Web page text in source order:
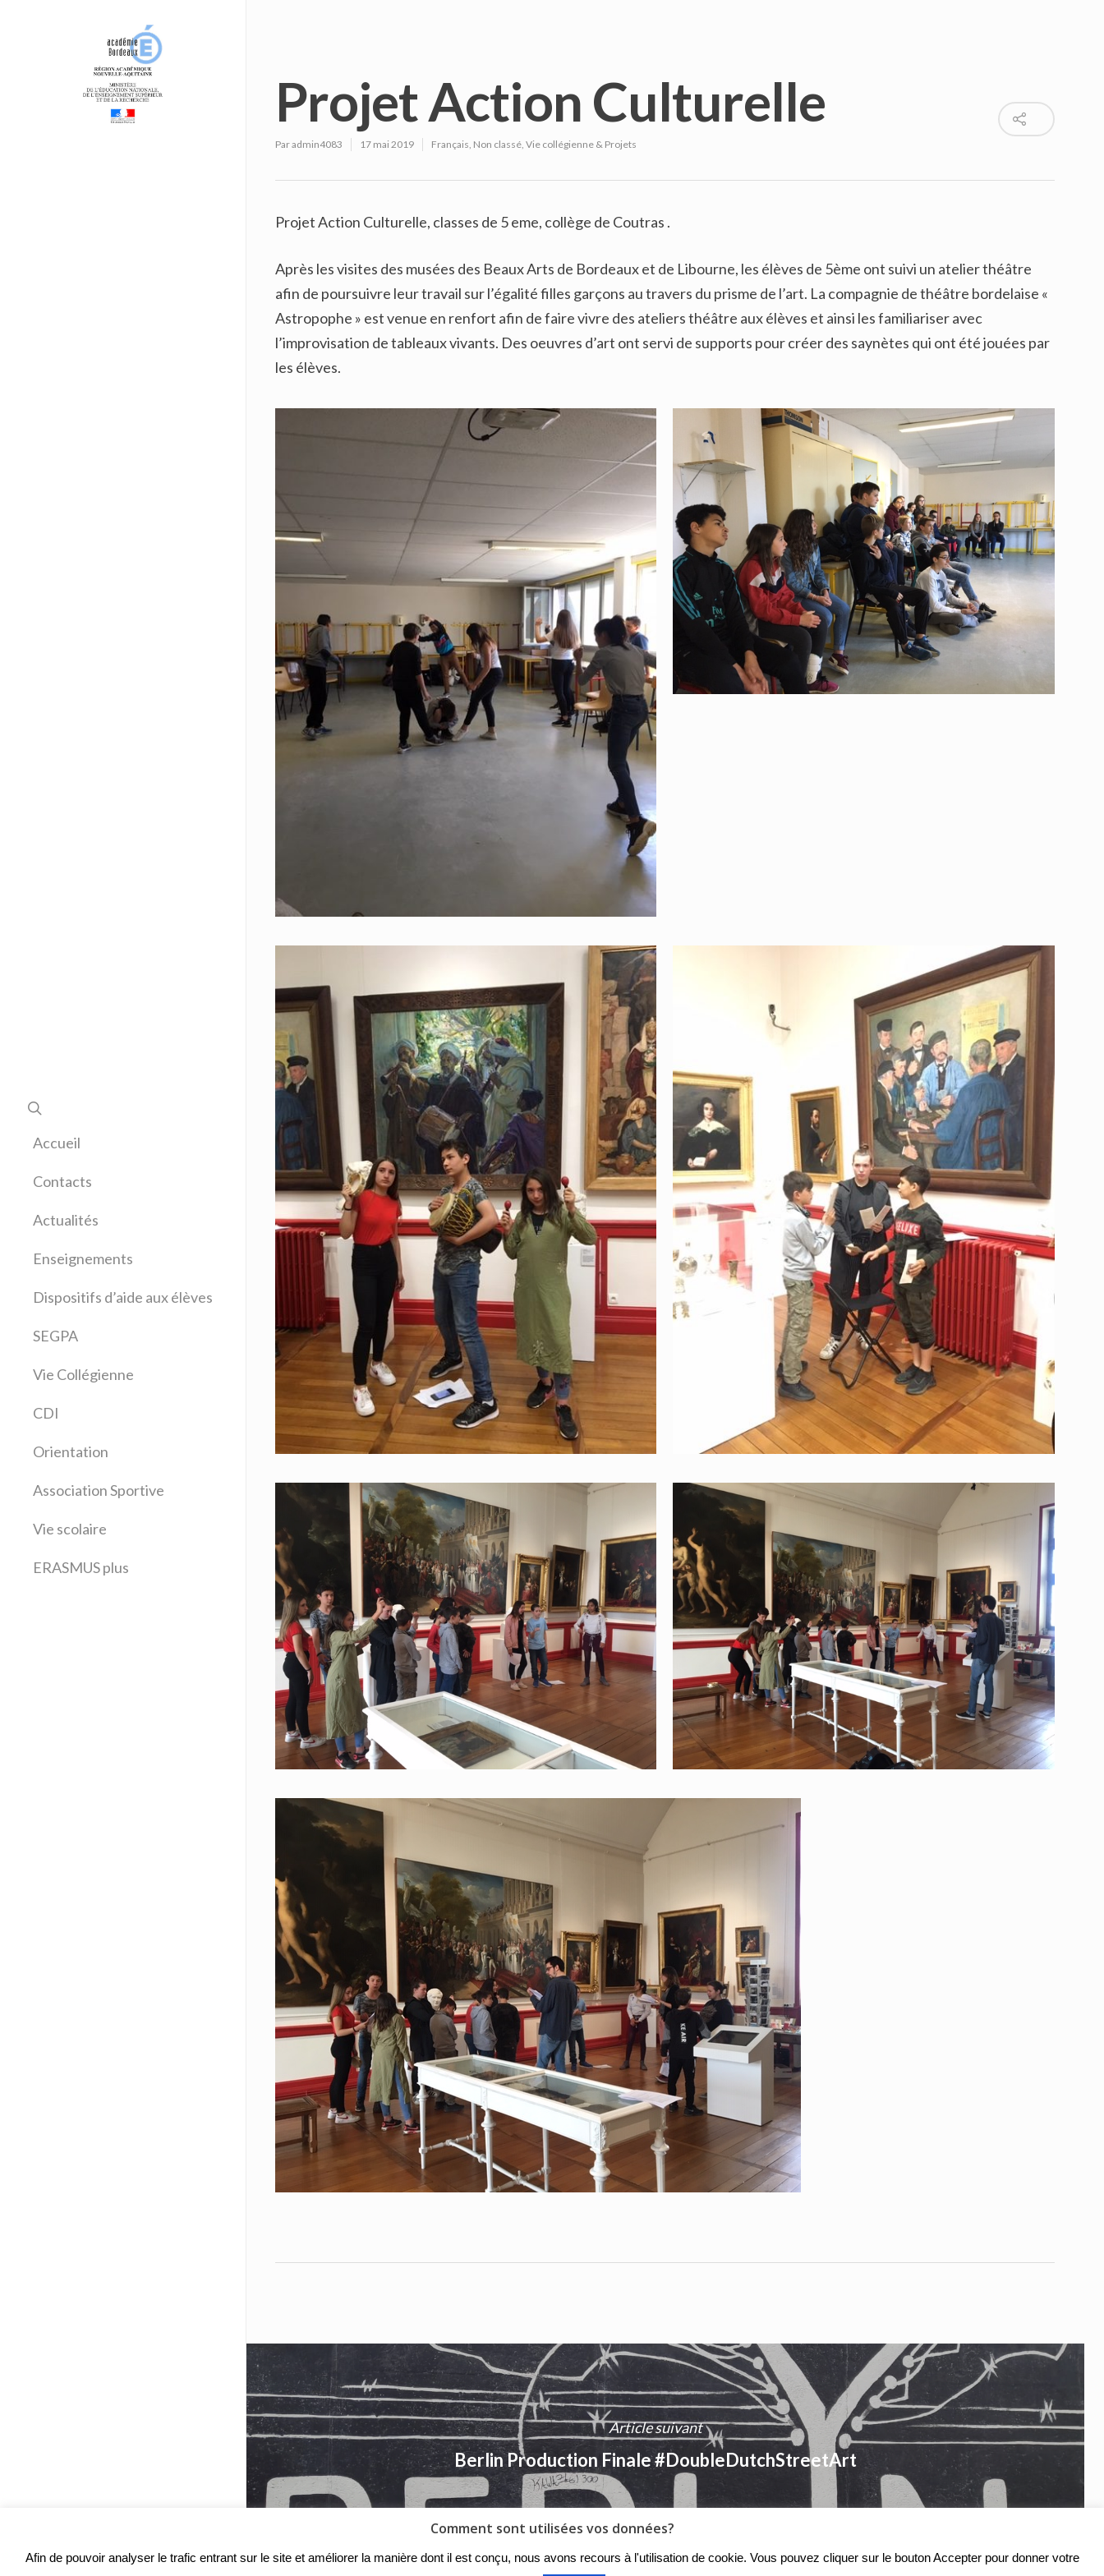
Accueil
Contacts
Actualités
Enseignements
Allemand
Anglais
Arts plastiques
Education musicale
Espagnol
Français
Latin
Sciences physiques
Technologie
Dispositifs d’aide aux élèves
SEGPA
Vie Collégienne
CDI
Orientation
Association Sportive
Vie scolaire
ERASMUS plus
Projet Action Culturelle
Paradmin4083 17 mai 2019 Français, Non classé, Vie collégienne & Projets
Projet Action Culturelle, classes de 5 eme, collège de Coutras .
Après les visites des musées des Beaux Arts de Bordeaux et de Libourne, les élèves de 5ème ont suivi un atelier théâtre
afin de poursuivre leur travail sur l’égalité filles garçons au travers du prisme de l’art. La compagnie de théâtre bordelaise «
Astropophe » est venue en renfort afin de faire vivre des ateliers théâtre aux élèves et ainsi les familiariser avec
l’improvisation de tableaux vivants. Des oeuvres d’art ont servi de supports pour créer des saynètes qui ont été jouées par
les élèves.
Article suivant
Berlin Production Finale #DoubleDutchStreetArt
Comment sont utilisées vos données?
Afin de pouvoir analyser le trafic entrant sur le site et améliorer la manière dont il est conçu, nous avons recours à l'utilisation de cookie. Vous pouvez cliquer sur le bouton Accepter pour donner votre